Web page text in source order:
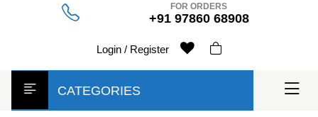
FOR ORDERS
+91 97860 68908
Login / Register
CATEGORIES